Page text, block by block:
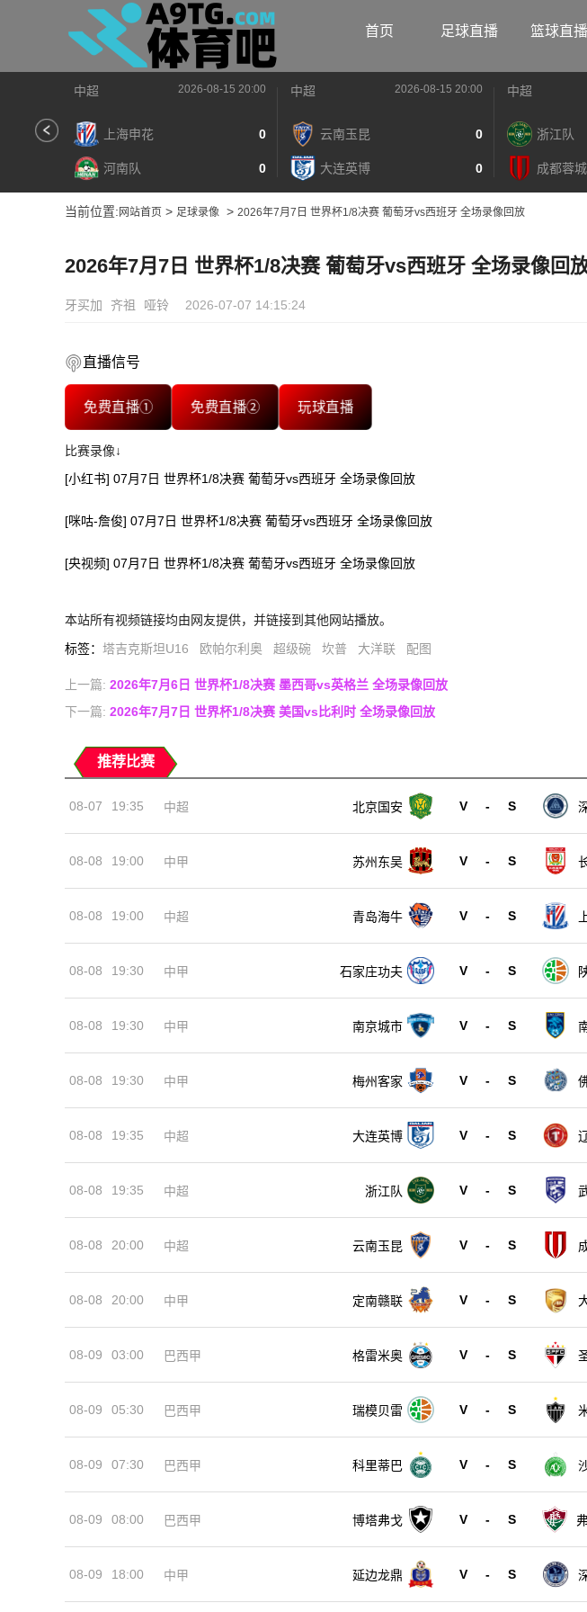
首页 足球直播 篮球直播
中超 2026-08-15 20:00
上海申花 0
河南队 0
中超 2026-08-15 20:00
云南玉昆 0
大连英博 0
中超
浙江队
成都蓉城
当前位置: 网站首页 > 足球录像 > 2026年7月7日 世界杯1/8决赛 葡萄牙vs西班牙 全场录像回放
2026年7月7日 世界杯1/8决赛 葡萄牙vs西班牙 全场录像回
牙买加 齐祖 哑铃 2026-07-07 14:15:24
直播信号
免费直播① 免费直播② 玩球直播
比赛录像↓
[小红书] 07月7日 世界杯1/8决赛 葡萄牙vs西班牙 全场录像回放
[咪咕-詹俊] 07月7日 世界杯1/8决赛 葡萄牙vs西班牙 全场录像回放
[央视频] 07月7日 世界杯1/8决赛 葡萄牙vs西班牙 全场录像回放
本站所有视频链接均由网友提供，并链接到其他网站播放。
标签： 塔吉克斯坦U16 欧帕尔利奥 超级碗 坎普 大洋联 配图
上一篇: 2026年7月6日 世界杯1/8决赛 墨西哥vs英格兰 全场录像回放
下一篇: 2026年7月7日 世界杯1/8决赛 美国vs比利时 全场录像回放
推荐比赛
08-07 19:35 中超 北京国安 V - S
08-08 19:00 中甲 苏州东吴 V - S
08-08 19:00 中超 青岛海牛 V - S
08-08 19:30 中甲 石家庄功夫 V - S
08-08 19:30 中甲 南京城市 V - S
08-08 19:30 中甲 梅州客家 V - S
08-08 19:35 中超 大连英博 V - S
08-08 19:35 中超 浙江队 V - S
08-08 20:00 中超 云南玉昆 V - S
08-08 20:00 中甲 定南赣联 V - S
08-09 03:00 巴西甲 格雷米奥 V - S
08-09 05:30 巴西甲 瑞模贝雷 V - S
08-09 07:30 巴西甲 科里蒂巴 V - S
08-09 08:00 巴西甲 博塔弗戈 V - S
08-09 18:00 中甲 延边龙鼎 V - S